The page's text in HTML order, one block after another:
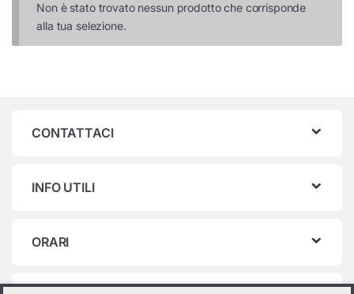
Non è stato trovato nessun prodotto che corrisponde
alla tua selezione.
CONTATTACI
INFO UTILI
ORARI